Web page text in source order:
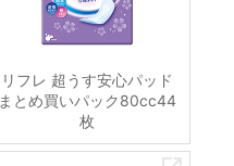
リフレ 超うす安心パッド
まとめ買いパック80cc44
枚